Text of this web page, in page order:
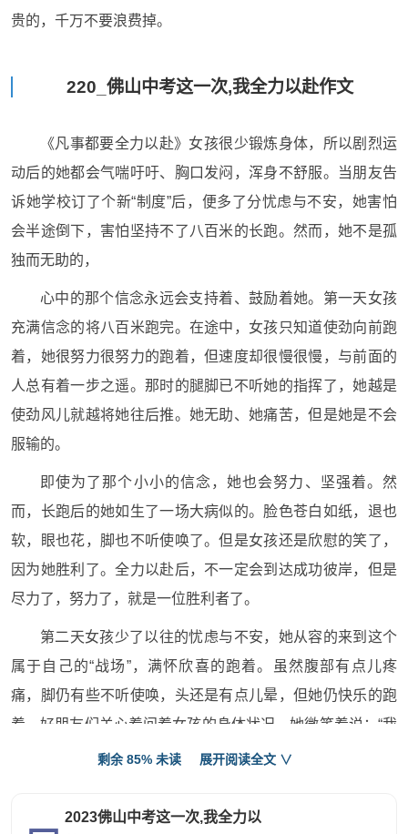
贵的，千万不要浪费掉。
220_佛山中考这一次,我全力以赴作文
《凡事都要全力以赴》女孩很少锻炼身体，所以剧烈运
动后的她都会气喘吁吁、胸口发闷，浑身不舒服。当朋友告
诉她学校订了个新“制度”后，便多了分忧虑与不安，她害怕
会半途倒下，害怕坚持不了八百米的长跑。然而，她不是孤
独而无助的，
心中的那个信念永远会支持着、鼓励着她。第一天女孩
充满信念的将八百米跑完。在途中，女孩只知道使劲向前跑
着，她很努力很努力的跑着，但速度却很慢很慢，与前面的
人总有着一步之遥。那时的腿脚已不听她的指挥了，她越是
使劲风儿就越将她往后推。她无助、她痛苦，但是她是不会
服输的。
即使为了那个小小的信念，她也会努力、坚强着。然
而，长跑后的她如生了一场大病似的。脸色苍白如纸，退也
软，眼也花，脚也不听使唤了。但是女孩还是欣慰的笑了，
因为她胜利了。全力以赴后，不一定会到达成功彼岸，但是
尽力了，努力了，就是一位胜利者了。
第二天女孩少了以往的忧虑与不安，她从容的来到这个
属于自己的“战场”，满怀欣喜的跑着。虽然腹部有点儿疼
痛，脚仍有些不听使唤，头还是有点儿晕，但她仍快乐的跑
着。好朋友们关心着问着女孩的身体状况，她微笑着说；“我
没事，我很好。”
做名运动者。长跑考试眼看考八百米的日子渐渐濒临拉，女
剩余 85% 未读 展开阅读全文 ∨
2023佛山中考这一次,我全力以